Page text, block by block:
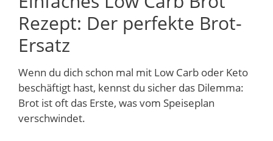
Rezept: Der perfekte Brot-
Ersatz
Schlagwörter
Wenn du dich schon mal mit Low Carb oder Keto
beschäftigt hast, kennst du sicher das Dilemma:
Brot ist oft das Erste, was vom Speiseplan
verschwindet.